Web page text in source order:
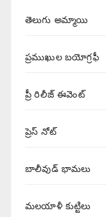
తెలుగు అమ్మాయి
ప్రముఖుల బయోగ్రఫీ
ప్రీ రిలీజ్ ఈవెంట్
ప్రెస్ నోట్
బాలీవుడ్ భామలు
మలయాళీ కుట్టిలు